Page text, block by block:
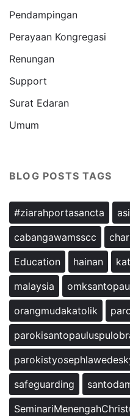
Pendampingan
Perayaan Kongregasi
Renungan
Support
Surat Edaran
Umum
BLOG POSTS TAGS
#ziarahportasancta
cabangawamsscc
Education
hainan
malaysia
orangmudakatolik
safeguarding